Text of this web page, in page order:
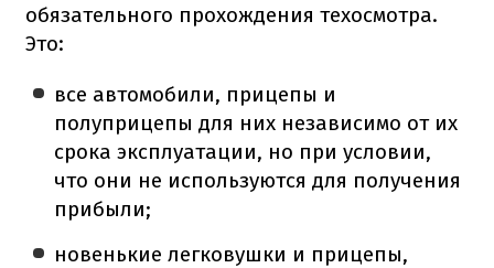
обязательного прохождения техосмотра.
Это:
все автомобили, прицепы и
полуприцепы для них независимо от их
срока эксплуатации, но при условии,
что они не используются для получения
прибыли;
новенькие легковушки и прицепы,